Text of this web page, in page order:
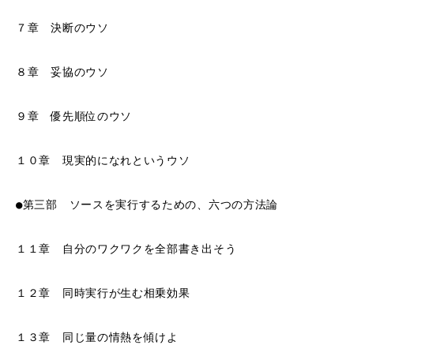
７章 決断のウソ
８章 妥協のウソ
９章 優先順位のウソ
１０章 現実的になれというウソ
●第三部 ソースを実行するための、六つの方法論
１１章 自分のワクワクを全部書き出そう
１２章 同時実行が生む相乗効果
１３章 同じ量の情熱を傾けよ